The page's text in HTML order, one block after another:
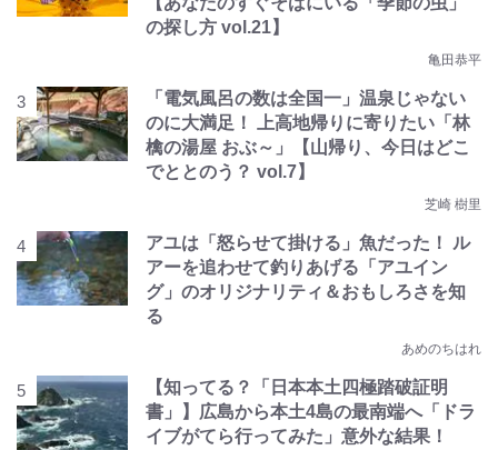
の探し方 vol.21】
亀田恭平
「電気風呂の数は全国一」温泉じゃない
のに大満足！ 上高地帰りに寄りたい「林
檎の湯屋 おぶ～」【山帰り、今日はどこ
でととのう？ vol.7】
芝崎 樹里
アユは「怒らせて掛ける」魚だった！ ル
アーを追わせて釣りあげる「アユイン
グ」のオリジナリティ＆おもしろさを知
る
あめのちはれ
【知ってる？「日本本土四極踏破証明
書」】広島から本土4島の最南端へ「ドラ
イブがてら行ってみた」意外な結果！